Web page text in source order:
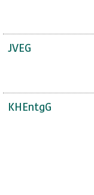
JVEG
KHEntgG